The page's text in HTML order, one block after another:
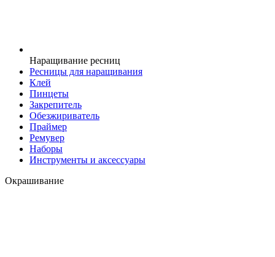
Наращивание ресниц
Ресницы для наращивания
Клей
Пинцеты
Закрепитель
Обезжириватель
Праймер
Ремувер
Наборы
Инструменты и аксессуары
Окрашивание